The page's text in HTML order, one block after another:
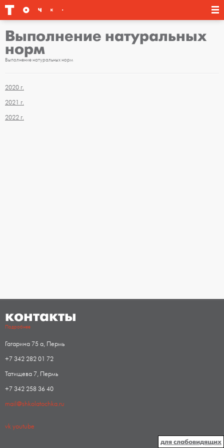
Выполнение натуральных
норм
Выполнение натуральных норм
2020 г.
2021 г.
2022 г.
контакты
Подробнее
Гагарина 75 а, Пермь
+7 342 282 01 72
Татищева 7, Пермь
+7 342 258 36 40
mail@shkolatochka.ru
vkyoutube
для слабовидящих